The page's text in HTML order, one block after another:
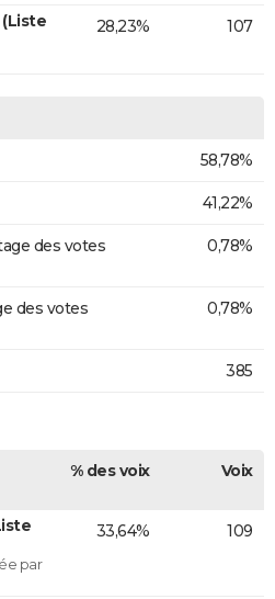
(Liste
28,23% 107
58,78%
41,22%
des votes
0,78%
des votes
0,78%
385
% des voix Voix
par
33,64% 109